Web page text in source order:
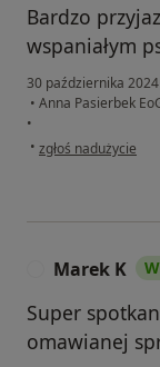
Bardzo
wspaniałym
30 października 2024
• Anna Pasierbek
•
• w opinii użytkownika
zgłoś nadużycie
Marek K
Super
omawianej